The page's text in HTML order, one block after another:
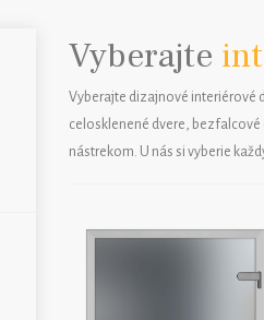
Vyberajte
Vyberajte dizajnové interiérové
celosklenené dvere, bezfalcové
nástrekom. U nás si vyberie